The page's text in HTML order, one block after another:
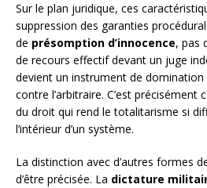
Sur le plan juridique, ces
suppression des garanties
de présomption d’innocence, pas
de recours effectif devant un juge
devient un instrument de domination
contre l’arbitraire. C’est
du droit qui rend le totalitarisme si
l’intérieur d’un système.
La distinction avec d’autres formes
d’être précisée. La dictature